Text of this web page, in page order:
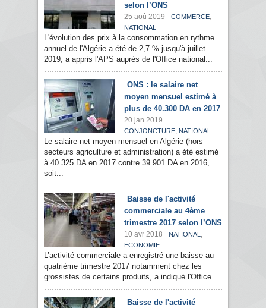
selon l’ONS
25 aoû 2019 COMMERCE,
NATIONAL
L'évolution des prix à la consommation en rythme
annuel de l'Algérie a été de 2,7 % jusqu'à juillet
2019, a appris l'APS auprès de l'Office national...
ONS : le salaire net
moyen mensuel estimé à
plus de 40.300 DA en 2017
20 jan 2019
CONJONCTURE, NATIONAL
Le salaire net moyen mensuel en Algérie (hors
secteurs agriculture et administration) a été estimé
à 40.325 DA en 2017 contre 39.901 DA en 2016,
soit...
Baisse de l'activité
commerciale au 4ème
trimestre 2017 selon l’ONS
10 avr 2018 NATIONAL ,
ECONOMIE
L’activité commerciale a enregistré une baisse au
quatrième trimestre 2017 notamment chez les
grossistes de certains produits, a indiqué l'Office...
Baisse de l'activité